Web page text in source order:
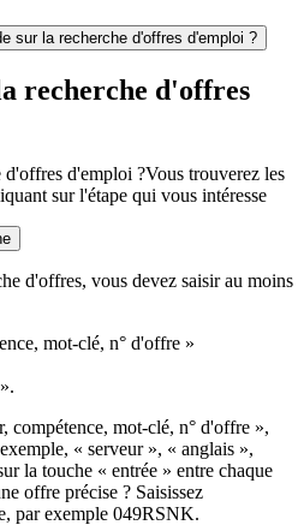
sur la recherche d'offres d'emploi ?
recherche d'offres
d'offres d'emploi ?Vous trouverez les
sur l'étape qui vous intéresse
d'offres, vous devez saisir au moins
mot-clé, n° d'offre »
compétence, mot-clé, n° d'offre »,
« serveur », « anglais »,
la touche « entrée » entre chaque
offre précise ? Saisissez
par exemple 049RSNK.